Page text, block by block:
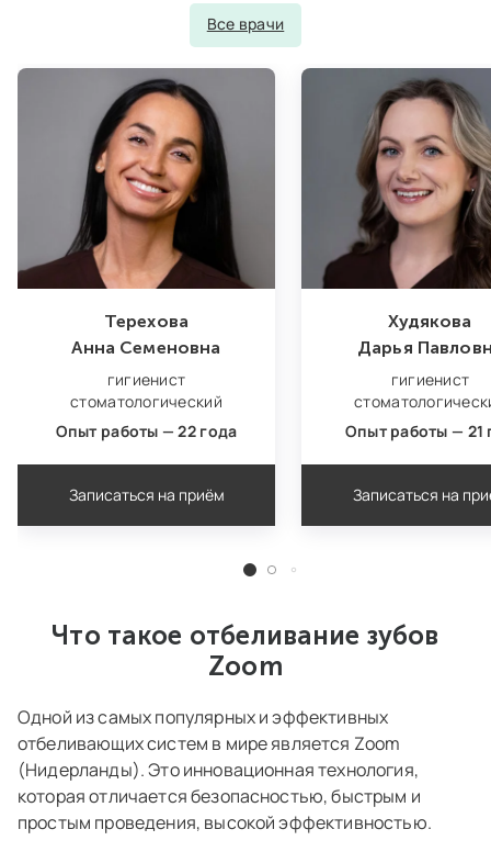
Все врачи
Терехова
Анна Семеновна
гигиенист
стоматологический
Опыт работы — 22 года
Записаться на приём
Худякова
Дарья
гигиенист
Опыт работы — 21
Записаться на
Что такое отбеливание зубов
Zoom
Одной из самых популярных и эффективных
отбеливающих систем в мире является Zoom
(Нидерланды). Это инновационная технология,
которая отличается безопасностью, быстрым и
простым проведения, высокой эффективностью.